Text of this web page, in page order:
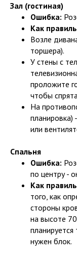
Зал (гостиная)
Ошибка:
Как
Возле
торшера).
У стены с
проложите
чтобы
На
планировка)
или
Спальня
Ошибка:
по центру -
Как
того, как
стороны
на высоте
нужен блок.